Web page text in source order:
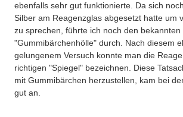
ebenfalls sehr gut funktionierte. Da sich
Silber am Reagenzglas abgesetzt hatte um
zu sprechen, führte ich noch den bekannten
"Gummibärchenhölle" durch. Nach diesem
gelungenem Versuch konnte man die
richtigen "Spiegel" bezeichnen. Diese
mit Gummibärchen herzustellen, kam bei
gut an.